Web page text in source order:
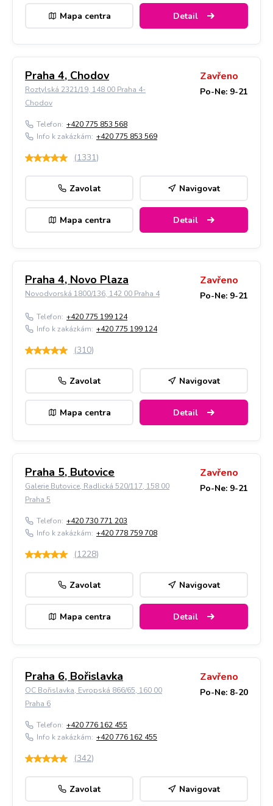
Mapa centra Detail
Praha 4, Chodov
Roztylská 2321/19, 148 00 Praha 4-
Chodov
Zavřeno
Po-Ne: 9-21
Telefon: +420 775 853 568
Info k zakázkám: +420 775 853 569
(1331)
Zavolat Navigovat
Mapa centra Detail
Praha 4, Novo Plaza
Novodvorská 1800/136, 142 00 Praha 4
Zavřeno
Po-Ne: 9-21
Telefon: +420 775 199 124
Info k zakázkám: +420 775 199 124
(310)
Zavolat Navigovat
Mapa centra Detail
Praha 5, Butovice
Galerie Butovice, Radlická 520/117, 158 00
Praha 5
Zavřeno
Po-Ne: 9-21
Telefon: +420 730 771 203
Info k zakázkám: +420 778 759 708
(1228)
Zavolat Navigovat
Mapa centra Detail
Praha 6, Bořislavka
OC Bořislavka, Evropská 866/65, 160 00
Praha 6
Zavřeno
Po-Ne: 8-20
Telefon: +420 776 162 455
Info k zakázkám: +420 776 162 455
(342)
Zavolat Navigovat